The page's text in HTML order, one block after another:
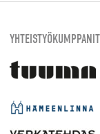
YHTEISTYÖKUMPPANIT